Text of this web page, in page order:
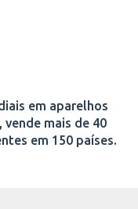
em aparelhos
mais de 40
em 150 países.